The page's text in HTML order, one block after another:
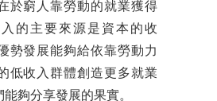
於窮人靠勞動的就業獲得
的主要來源是資本的收
勢發展能夠給依靠勞動力
低收入群體創造更多就業
夠分享發展的果實。